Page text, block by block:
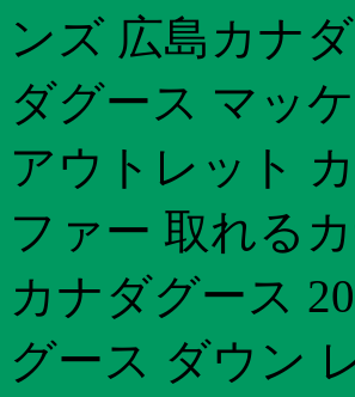
ンズ 広島カナ
ダグース マッ
アウトレット
ファー 取れる
カナダグース
グース ダウン